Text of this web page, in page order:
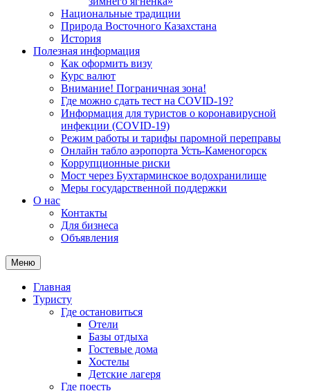
Национальные традиции
Природа Восточного Казахстана
История
Полезная информация
Как оформить визу
Курс валют
Внимание! Пограничная зона!
Где можно сдать тест на COVID-19?
Информация для туристов о коронавирусной
инфекции (COVID-19)
Режим работы и тарифы паромной переправы
Онлайн табло аэропорта Усть-Каменогорск
Коррупционные риски
Мост через Бухтарминское водохранилище
Меры государственной поддержки
О нас
Контакты
Для бизнеса
Объявления
Меню
Главная
Туристу
Где остановиться
Отели
Базы отдыха
Гостевые дома
Хостелы
Детские лагеря
Где поесть